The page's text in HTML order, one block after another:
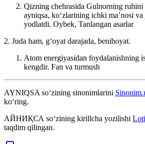
Qizning chehrasida Gulnorning
ayniqsa, koʻzlarining ichki maʼnosi
yodlatdi. Oybek, Tanlangan asarlar
2. Juda ham, gʻoyat darajada, benihoyat.
Atom energiyasidan foydalanishning
kengdir. Fan va turmush
AYNIQSA so‘zining sinonimlarini
ko‘ring.
АЙНИҚСА so‘zining kirillcha yozilishi
taqdim qilingan.